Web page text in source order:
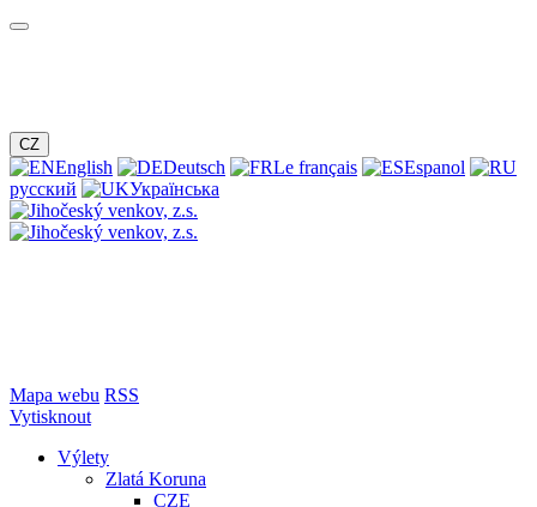
CZ
English Deutsch Le français
Espanol
русский
Українська
Mapa webu RSS
Vytisknout
Výlety
Zlatá Koruna
CZE